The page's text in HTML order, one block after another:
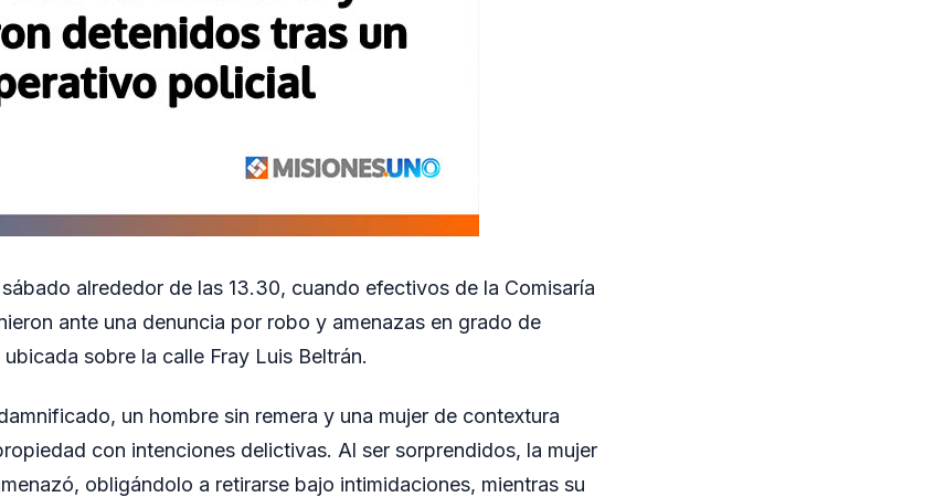
alrededor de las 13.30, cuando efectivos de la Comisaría
ante una denuncia por robo y amenazas en grado de
sobre la calle Fray Luis Beltrán.
un hombre sin remera y una mujer de contextura
con intenciones delictivas. Al ser sorprendidos, la mujer
obligándolo a retirarse bajo intimidaciones, mientras su